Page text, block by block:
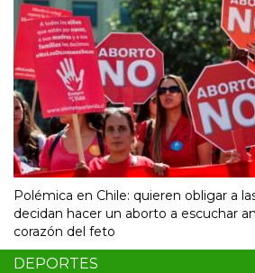
Polémica en Chile: quieren obligar a
decidan hacer un aborto a escuchar
corazón del feto
DEPORTES